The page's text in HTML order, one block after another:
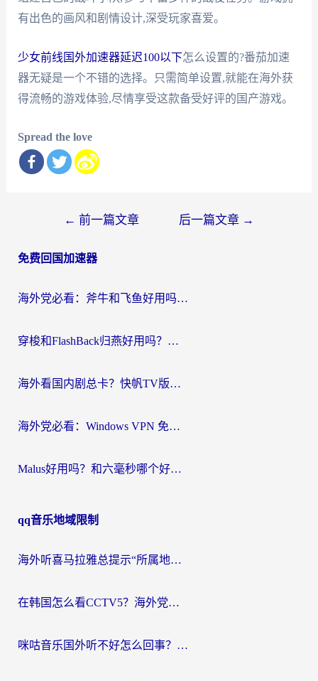
有出色的画风和剧情设计,深受玩家喜爱。
少女前线国外加速器延迟100以下怎么设置的?番茄加速
器无疑是一个不错的选择。只需简单设置,就能在海外获
得流畅的游戏体验,尽情享受这款备受好评的国产游戏。
Spread the love
导
← 前一篇文章 后一篇文章 →
免费回国加速器
海外党必看：斧牛和飞鱼好用吗？3步选对回国加速器，无缝刷剧玩国服
穿梭和FlashBack归燕好用吗？海外党亲测3款热门回国加速器，教你选对不踩坑
海外看国内剧总卡？快帆TV版VPN好用吗？和快滚VPN对比哪个回国效果更好？
海外党必看：Windows VPN 免费？别踩坑！教你选对好用的国内加速器无缝回国
Malus好用吗？和六毫秒哪个好？海外党选回国加速器的避坑指南
qq音乐地域限制
海外听喜马拉雅总提示“所属地区暂时无版权”？这个限制解除方法亲测有效！
在韩国怎么看CCTV5？海外党体育赛事+中文解说观看终极指南
咪咕音乐国外听不好怎么回事？海外党听歌自由的终极解决方案来了